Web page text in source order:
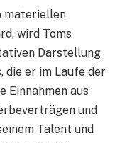
materiellen
wird Toms
Darstellung
die er im Laufe der
Einnahmen aus
und
Talent und